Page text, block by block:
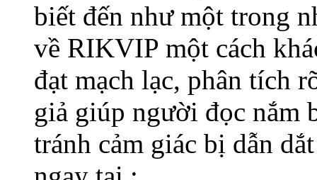
biết đến như một trong
về RIKVIP một cách
đạt mạch lạc, phân tích
giả giúp người đọc nắm
tránh cảm giác bị dẫn